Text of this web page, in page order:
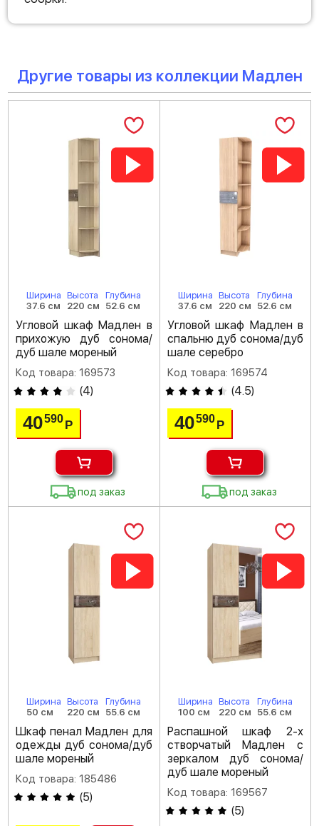
Другие товары из коллекции Мадлен
Ширина
37.6 см
Высота
220 см
Глубина
52.6 см
Угловой шкаф Мадлен в
прихожую дуб сонома/
дуб шале мореный
Код товара: 169573
(4)
40590Р
под заказ
Ширина
37.6 см
Высота
220 см
Глубина
52.6 см
Угловой шкаф Мадлен в
спальню дуб сонома/дуб
шале серебро
Код товара: 169574
(4.5)
40590 Р
под заказ
Ширина
50 см
Высота
220 см
Глубина
55.6 см
Шкаф пенал Мадлен для
одежды дуб сонома/дуб
шале мореный
Код товара: 185486
(5)
Ширина
100 см
Высота
220 см
Глубина
55.6 см
Распашной шкаф 2-х
створчатый Мадлен с
зеркалом дуб сонома/
дуб шале мореный
Код товара: 169567
(5)